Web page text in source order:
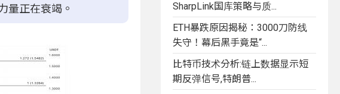
量正在衰竭。
SharpLink国库策略与质...
ETH暴跌原因揭秘：3000刀防线
失守！幕后黑手竟是“...
比特币技术分析:链上数据显示短
期反弹信号,特朗普...